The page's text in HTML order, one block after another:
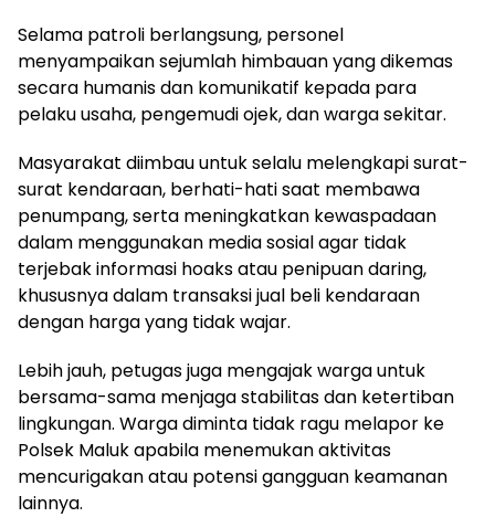
Selama patroli berlangsung, personel
menyampaikan sejumlah himbauan yang dikemas
secara humanis dan komunikatif kepada para
pelaku usaha, pengemudi ojek, dan warga sekitar.
Masyarakat diimbau untuk selalu melengkapi surat-
surat kendaraan, berhati-hati saat membawa
penumpang, serta meningkatkan kewaspadaan
dalam menggunakan media sosial agar tidak
terjebak informasi hoaks atau penipuan daring,
khususnya dalam transaksi jual beli kendaraan
dengan harga yang tidak wajar.
Lebih jauh, petugas juga mengajak warga untuk
bersama-sama menjaga stabilitas dan ketertiban
lingkungan. Warga diminta tidak ragu melapor ke
Polsek Maluk apabila menemukan aktivitas
mencurigakan atau potensi gangguan keamanan
lainnya.